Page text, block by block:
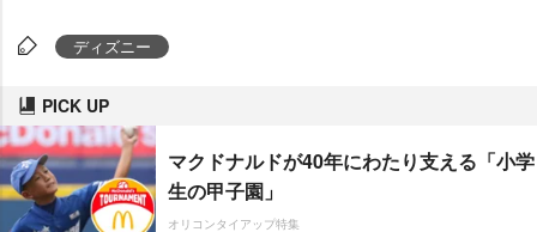
ディズニー
PICK UP
マクドナルドが40年にわたり支える「小学
生の甲子園」
オリコンタイアップ特集